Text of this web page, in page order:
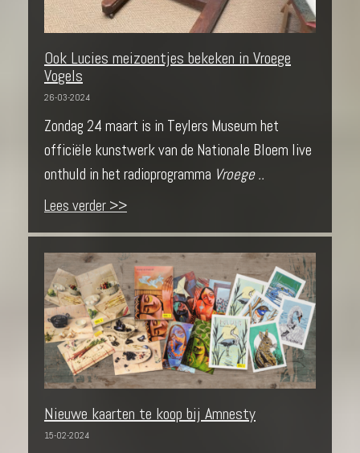
Ook Lucies meizoentjes bekeken in Vroege
Vogels
26-03-2024
Zondag 24 maart is in Teylers Museum het
officiële kunstwerk van de Nationale Bloem live
onthuld in het radioprogramma Vroege ..
Lees verder >>
Nieuwe kaarten te koop bij Amnesty
15-02-2024